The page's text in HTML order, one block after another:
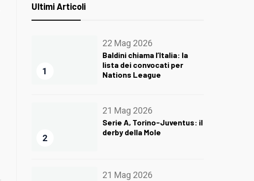
Ultimi Articoli
1
22 Mag 2026
Baldini chiama l’Italia: la
lista dei convocati per
Nations League
2
21 Mag 2026
Serie A, Torino-Juventus: il
derby della Mole
21 Mag 2026